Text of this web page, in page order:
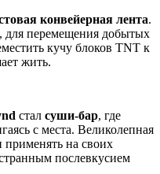
конвейерная лента.
перемещения добытых
кучу блоков TNT к
жить.
стал суши-бар, где
с места. Великолепная
применять на своих
послевкусием